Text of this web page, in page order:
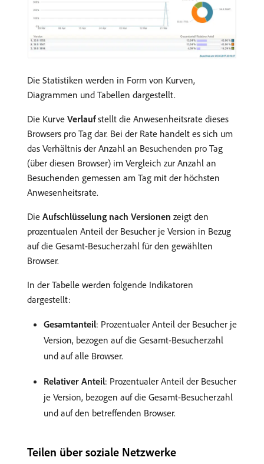
Die Statistiken werden in Form von Kurven,
Diagrammen und Tabellen dargestellt.
Die Kurve Verlaufstellt die Anwesenheitsrate dieses
Browsers pro Tag dar. Bei der Rate handelt es sich um
das Verhältnis der Anzahl an Besuchenden pro Tag
(über diesen Browser) im Vergleich zur Anzahl an
Besuchenden gemessen am Tag mit der höchsten
Anwesenheitsrate.
Die Aufschlüsselung nach Versionen zeigt den
prozentualen Anteil der Besucher je Version in Bezug
auf die Gesamt-Besucherzahl für den gewählten
Browser.
In der Tabelle werden folgende Indikatoren
dargestellt:
Gesamtanteil: Prozentualer Anteil der Besucher je
Version, bezogen auf die Gesamt-Besucherzahl
und auf alle Browser.
Relativer Anteil: Prozentualer Anteil der Besucher
je Version, bezogen auf die Gesamt-Besucherzahl
und auf den betreffenden Browser.
Teilen über soziale Netzwerke